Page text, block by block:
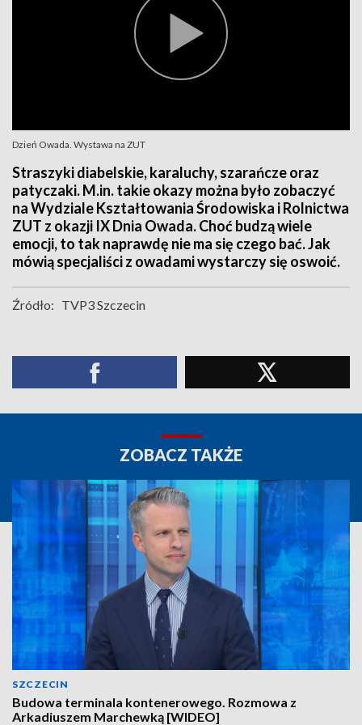
Dzień Owada. Wystawa na ZUT
Straszyki diabelskie, karaluchy, szarańcze oraz
patyczaki. M.in. takie okazy można było zobaczyć
na Wydziale Kształtowania Środowiska i Rolnictwa
ZUT z okazji IX Dnia Owada. Choć budzą wiele
emocji, to tak naprawdę nie ma się czego bać. Jak
mówią specjaliści z owadami wystarczy się oswoić.
Źródło: TVP3 Szczecin
ZOBACZ TAKŻE
SZCZECIN
Budowa terminala kontenerowego. Rozmowa z
Arkadiuszem Marchewką [WIDEO]